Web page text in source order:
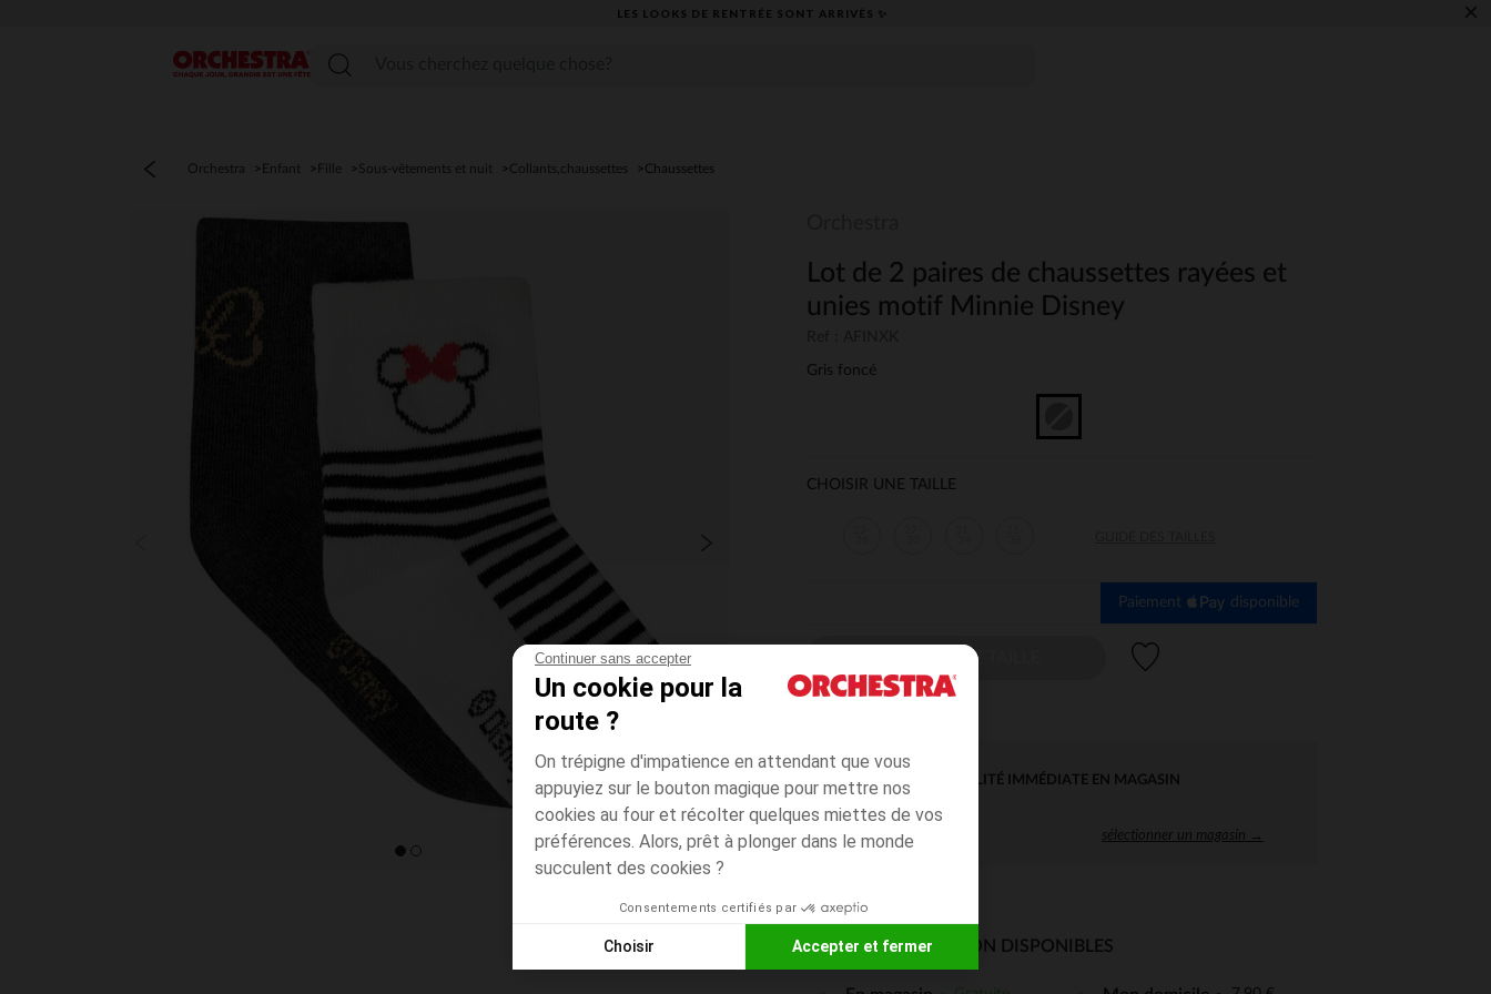
Continuer sans accepter
Un cookie pour la
route ?
On trépigne d'impatience en attendant que vous
appuyiez sur le bouton magique pour mettre nos
cookies au four et récolter quelques miettes de vos
préférences. Alors, prêt à plonger dans le monde
succulent des cookies ?
Consentements certifiés par
Choisir Accepter et fermer
LES LOOKS DE RENTRÉE SONT ARRIVÉS ✨ ×
Menu
Orchestra Enfant Fille Sous-vêtements et nuit Collants,chaussettes Chaussettes
Lot de 2 paires de chaussettes rayées et
unies motif Minnie Disney
Gris foncé
CHOISIR UNE TAILLE
Paiement disponible
CHOISIR UNE TAILLE
DISPONIBILITÉ IMMÉDIATE EN MAGASIN
sélectionner un magasin →
MODES DE LIVRAISON DISPONIBLES